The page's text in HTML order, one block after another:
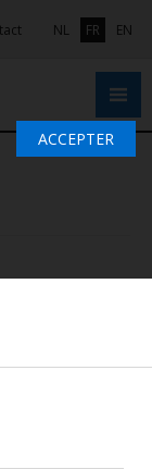
NL FR EN
ACCEPTER